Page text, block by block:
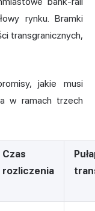
rynku. Bramki
transgranicznych,
jakie musi
w ramach trzech
Czas
rozliczenia